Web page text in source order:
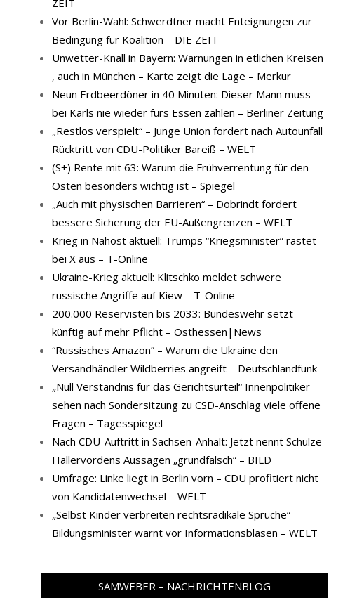
ZEIT
Vor Berlin-Wahl: Schwerdtner macht Enteignungen zur
Bedingung für Koalition – DIE ZEIT
Unwetter-Knall in Bayern: Warnungen in etlichen Kreisen
, auch in München – Karte zeigt die Lage – Merkur
Neun Erdbeerdöner in 40 Minuten: Dieser Mann muss
bei Karls nie wieder fürs Essen zahlen – Berliner Zeitung
„Restlos verspielt“ – Junge Union fordert nach Autounfall
Rücktritt von CDU-Politiker Bareiß – WELT
(S+) Rente mit 63: Warum die Frühverrentung für den
Osten besonders wichtig ist – Spiegel
„Auch mit physischen Barrieren“ – Dobrindt fordert
bessere Sicherung der EU-Außengrenzen – WELT
Krieg in Nahost aktuell: Trumps “Kriegsminister” rastet
bei X aus – T-Online
Ukraine-Krieg aktuell: Klitschko meldet schwere
russische Angriffe auf Kiew – T-Online
200.000 Reservisten bis 2033: Bundeswehr setzt
künftig auf mehr Pflicht – Osthessen|News
“Russisches Amazon” – Warum die Ukraine den
Versandhändler Wildberries angreift – Deutschlandfunk
„Null Verständnis für das Gerichtsurteil“ Innenpolitiker
sehen nach Sondersitzung zu CSD-Anschlag viele offene
Fragen – Tagesspiegel
Nach CDU-Auftritt in Sachsen-Anhalt: Jetzt nennt Schulze
Hallervordens Aussagen „grundfalsch“ – BILD
Umfrage: Linke liegt in Berlin vorn – CDU profitiert nicht
von Kandidatenwechsel – WELT
„Selbst Kinder verbreiten rechtsradikale Sprüche“ –
Bildungsminister warnt vor Informationsblasen – WELT
SAMWEBER – NACHRICHTENBLOG